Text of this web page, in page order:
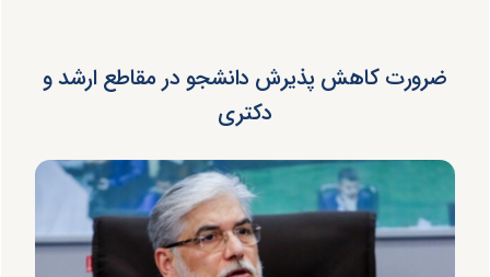
ضرورت کاهش پذیرش دانشجو در مقاطع ارشد و
دکتری